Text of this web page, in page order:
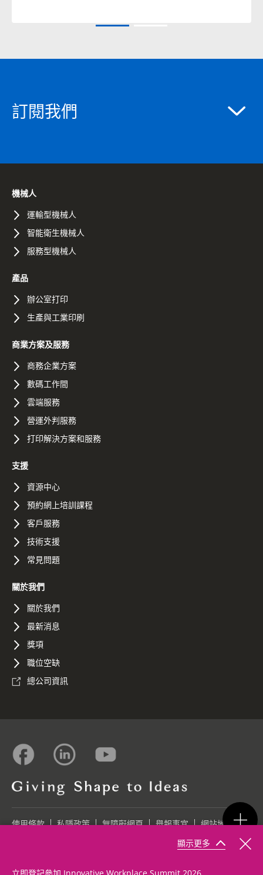
顯示更多
訂閱我們
機械人
運輸型機械人
智能衛生機械人
服務型機械人
產品
辦公室打印
生產與工業印刷
商業方案及服務
商務企業方案
數碼工作間
雲端服務
營運外判服務
打印解決方案和服務
支援
資源中心
預約網上培訓課程
客戶服務
技術支援
常見問題
關於我們
關於我們
最新消息
獎項
職位空缺
總公司資訊
使用條款 私隱政策 無障礙網頁 舉報事宜 網站地圖